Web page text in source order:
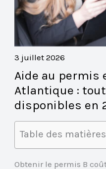
3 juillet 2026
Aide au permis
Atlantique :
disponibles en
Table des matières
Obtenir le permis B